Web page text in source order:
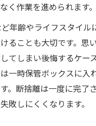
く作業を進められます。
年齢やライフスタイル
ることも大切です。思
てしまい後悔するケー
一時保管ボックスに入
。断捨離は一度に完了
敗しにくくなります。